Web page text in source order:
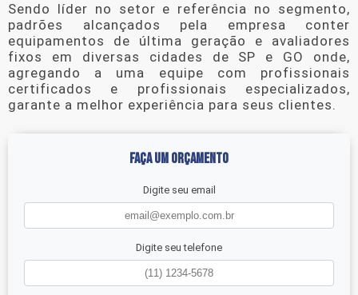
Sendo líder no setor e referência no segmento,
padrões alcançados pela empresa conter
equipamentos de última geração e avaliadores
fixos em diversas cidades de SP e GO onde,
agregando a uma equipe com profissionais
certificados e profissionais especializados,
garante a melhor experiência para seus clientes.
FAÇA UM ORÇAMENTO
Digite seu email
Digite seu telefone